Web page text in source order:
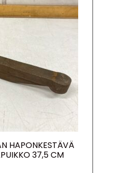
HAPONKESTÄVÄ
37,5 CM